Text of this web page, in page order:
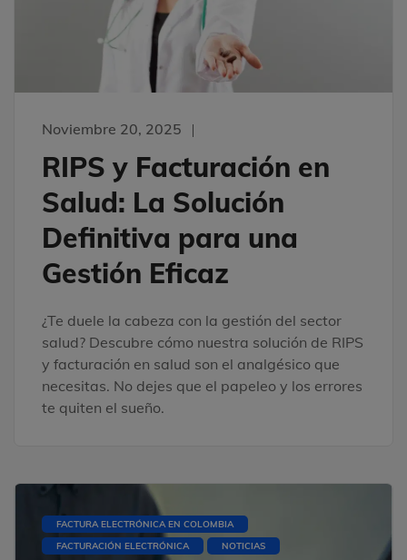
Noviembre 20, 2025
RIPS y Facturación en
Salud: La Solución
Definitiva para una
Gestión Eficaz
¿Te duele la cabeza con la gestión del sector
salud? Descubre cómo nuestra solución de RIPS
y facturación en salud son el analgésico que
necesitas. No dejes que el papeleo y los errores
te quiten el sueño.
FACTURA ELECTRÓNICA EN COLOMBIA
FACTURACIÓN ELECTRÓNICA
NOTICIAS